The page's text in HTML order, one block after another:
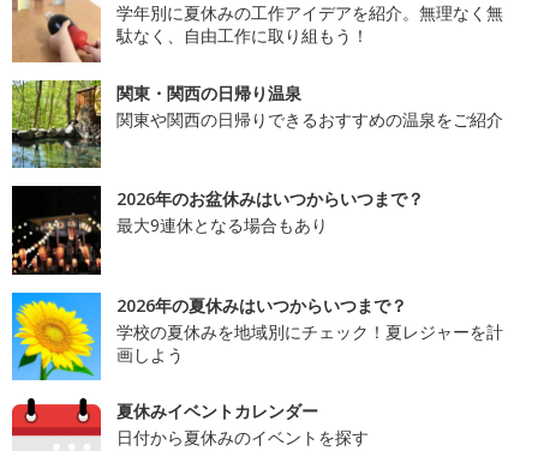
学年別に夏休みの工作アイデアを紹介。無理なく無
駄なく、自由工作に取り組もう！
関東・関西の日帰り温泉
関東や関西の日帰りできるおすすめの温泉をご紹介
2026年のお盆休みはいつからいつまで？
最大9連休となる場合もあり
2026年の夏休みはいつからいつまで？
学校の夏休みを地域別にチェック！夏レジャーを計
画しよう
夏休みイベントカレンダー
日付から夏休みのイベントを探す